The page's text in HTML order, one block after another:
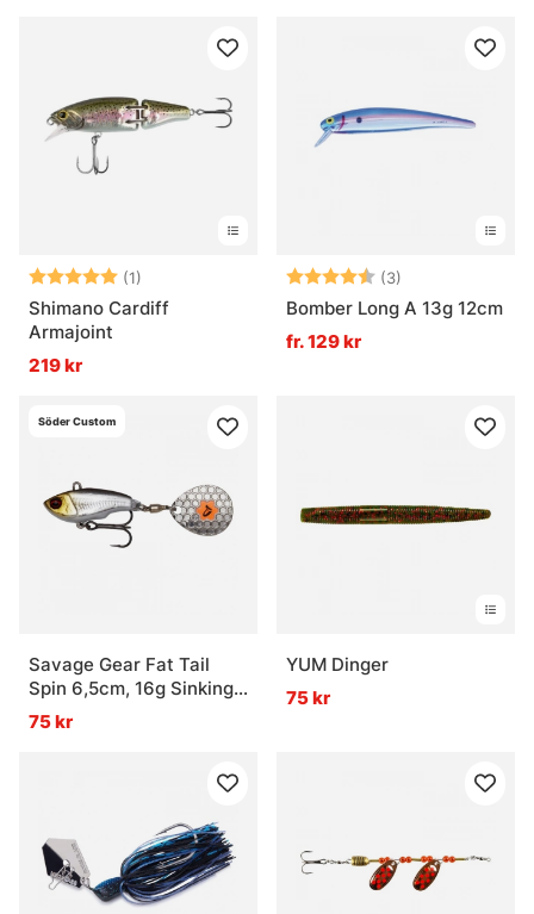
Betyg: (1)
5.0 utav 5 stjärnor
Shimano Cardiff
Armajoint
219 kr
Betyg: (3)
Bomber Long A 13g 12cm
fr. 129 kr
Söder Custom
Savage Gear Fat Tail
Spin 6,5cm, 16g Sinking -
Söder Headlight
75 kr
YUM Dinger
75 kr